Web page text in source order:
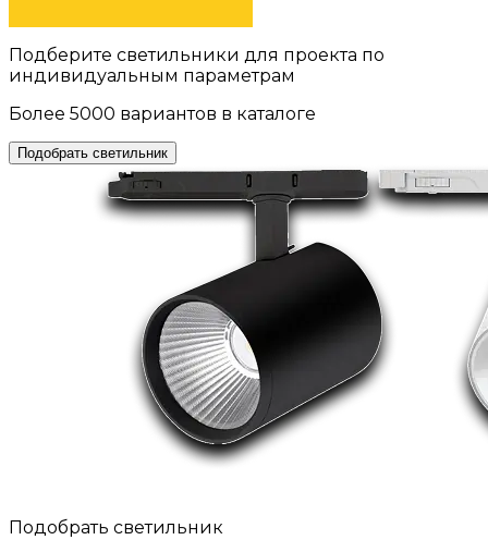
Подберите светильники для проекта по
индивидуальным параметрам
Более 5000 вариантов в каталоге
Подобрать светильник
Подобрать светильник